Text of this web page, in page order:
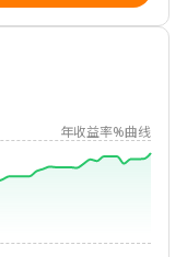
年收益率%曲线